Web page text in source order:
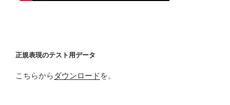
正規表現のテスト用データ
こちらから ダウンロード を。